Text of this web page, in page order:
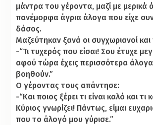
μάντρα του γέροντα, μαζί µε μερικά
πανέμορφα άγρια άλογα που είχε
δάσος.
Μαζεύτηκαν ξανά οι συγχωριανοί
-“Τι τυχερός που είσαι! Σου έτυχε
αφού τώρα έχεις περισσότερα
βοηθούν.”
Ο γέροντας τους απάντησε:
-“Και ποιος ξέρει τι είναι καλό και
Κύριος γνωρίζει! Πάντως, είμαι
που το άλογό μου γύρισε.”